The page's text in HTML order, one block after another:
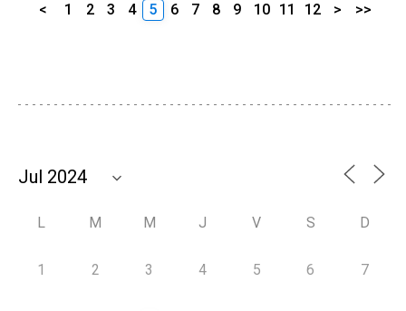
< 1 2 3 4 5 6 7 8 9 10 11 12 > >>
L M M J V S D
1 2 3 4 5 6 7